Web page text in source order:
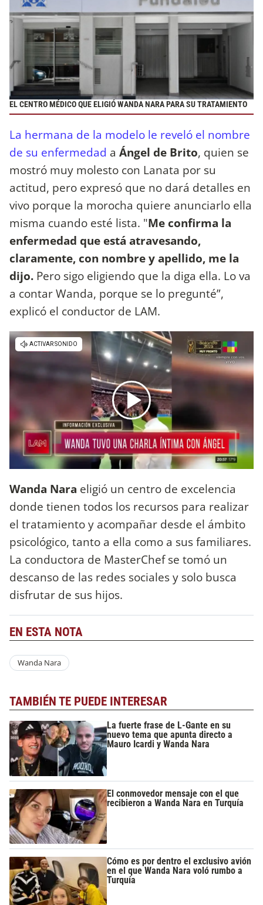
EL CENTRO MÉDICO QUE ELIGIÓ WANDA NARA PARA SU TRATAMIENTO
La hermana de la modelo le reveló el nombre
de su enfermedad a Ángel de Brito, quien se
mostró muy molesto con Lanata por su
actitud, pero expresó que no dará detalles en
vivo porque la morocha quiere anunciarlo ella
misma cuando esté lista. "Me confirma la
enfermedad que está atravesando,
claramente, con nombre y apellido, me la
dijo. Pero sigo eligiendo que la diga ella. Lo va
a contar Wanda, porque se lo pregunté”,
explicó el conductor de LAM.
Wanda Nara eligió un centro de excelencia
donde tienen todos los recursos para realizar
el tratamiento y acompañar desde el ámbito
psicológico, tanto a ella como a sus familiares.
La conductora de MasterChef se tomó un
descanso de las redes sociales y solo busca
disfrutar de sus hijos.
EN ESTA NOTA
Wanda Nara
TAMBIÉN TE PUEDE INTERESAR
La fuerte frase de L-Gante en su
nuevo tema que apunta directo a
Mauro Icardi y Wanda Nara
El conmovedor mensaje con el que
recibieron a Wanda Nara en Turquía
Cómo es por dentro el exclusivo avión
en el que Wanda Nara voló rumbo a
Turquía